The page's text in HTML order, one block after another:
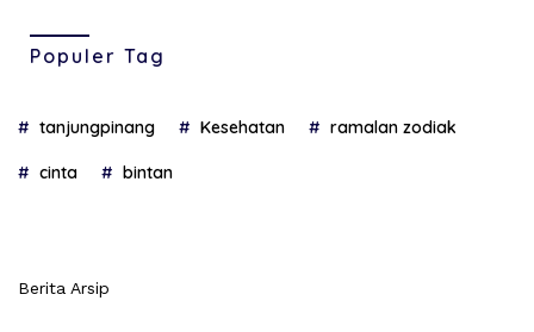
Populer Tag
tanjungpinang Kesehatan ramalan zodiak
cinta bintan
Berita Arsip